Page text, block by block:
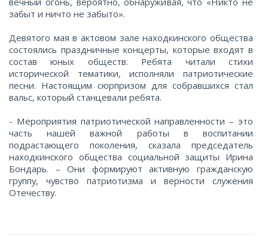
забыт и ничто не забыто».
Девятого мая в актовом зале находкинского общества
состоялись праздничные концерты, которые входят в
состав юных обществ. Ребята читали стихи
исторической тематики, исполняли патриотические
песни. Настоящим сюрпризом для собравшихся стал
вальс, который станцевали ребята.
- Мероприятия патриотической направленности – это
часть нашей важной работы в воспитании
подрастающего поколения, сказала председатель
находкинского общества социальной защиты Ирина
Бондарь. – Они формируют активную гражданскую
группу, чувство патриотизма и верности служения
Отечеству.
10000